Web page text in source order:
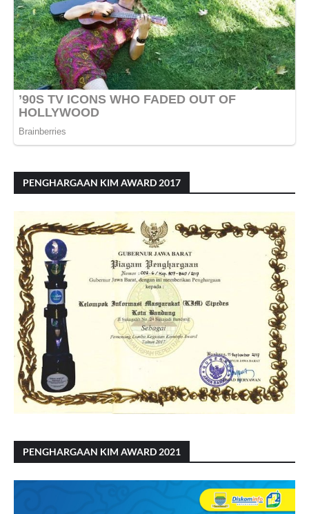
PENGHARGAAN KIM AWARD 2017
PENGHARGAAN KIM AWARD 2021